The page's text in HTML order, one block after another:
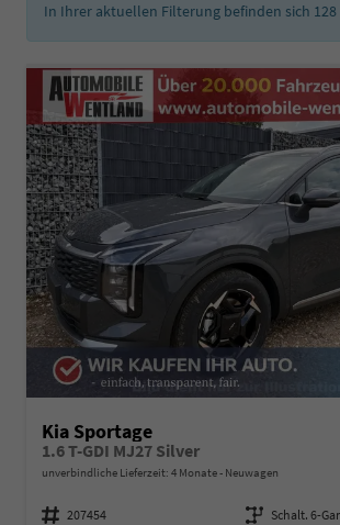
In Ihrer aktuellen Filterung befinden sich 128
Kia Sportage
1.6 T-GDI MJ27 Silver
unverbindliche Lieferzeit: 4 Monate Neuwagen
Fahrzeugnummer 207454 Getriebe Schalt. 6-